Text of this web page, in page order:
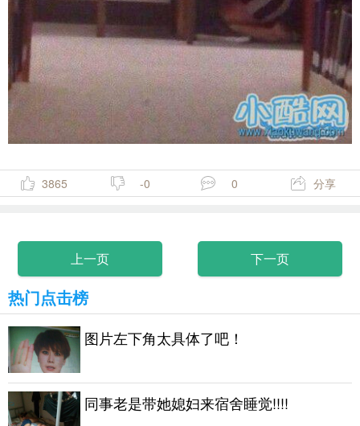
3865 -0 0 分享
上一页 下一页
热门点击榜
图片左下角太具体了吧！
同事老是带她媳妇来宿舍睡觉!!!!